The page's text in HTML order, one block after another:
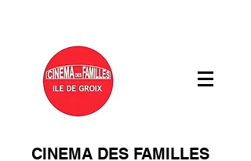
CINEMA DES FAMILLES